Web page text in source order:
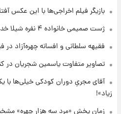
عکس /
آتش اختلاف در
۲۳ ساعت پیش
بازیگر فیلم اخراجی‌ها با این عکس
ژست صمیمی خانواده ۴ نفره شیلا خداداد پربازدید شد + عکس
فقیهه سلطانی و افسانه چهره‌آزاد در
تصاویر متفاوت یاسمین شجریان در
آقای مجریِ دوران کودکی خیلی‌ها با
زیاد»!
زمان پخش «مرد سه هزار چهره»